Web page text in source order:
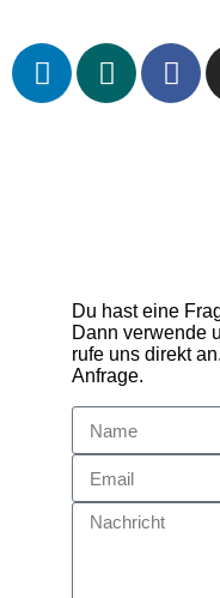
Du hast eine
Dann verwende
rufe uns direkt
Anfrage.